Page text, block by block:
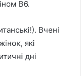
B6.
Вчені
які
дні